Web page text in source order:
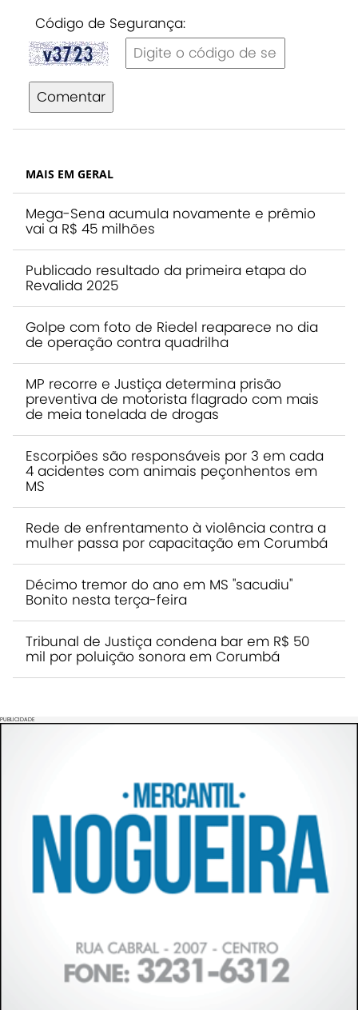
Código de Segurança:
Comentar
MAIS EM GERAL
Mega-Sena acumula novamente e prêmio
vai a R$ 45 milhões
Publicado resultado da primeira etapa do
Revalida 2025
Golpe com foto de Riedel reaparece no dia
de operação contra quadrilha
MP recorre e Justiça determina prisão
preventiva de motorista flagrado com mais
de meia tonelada de drogas
Escorpiões são responsáveis por 3 em cada
4 acidentes com animais peçonhentos em
MS
Rede de enfrentamento à violência contra a
mulher passa por capacitação em Corumbá
Décimo tremor do ano em MS "sacudiu"
Bonito nesta terça-feira
Tribunal de Justiça condena bar em R$ 50
mil por poluição sonora em Corumbá
PUBLICIDADE